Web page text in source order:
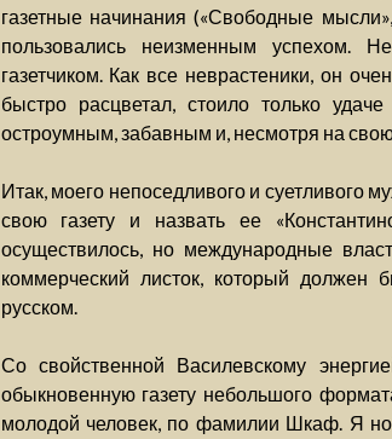
газетные начинания («Свободные
пользовались неизменным успехом.
газетчиком. Как все неврастеники, он
быстро расцветал, стоило только
остроумным, забавным и, несмотря на
Итак, моего непоседливого и суетливого
свою газету и назвать ее
осуществилось, но международные
коммерческий листок, который должен
русском.
Со свойственной Василевскому
обыкновенную газету небольшого
молодой человек, по фамилии Шкаф. Я